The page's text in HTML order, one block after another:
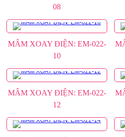
08
MÂM XOAY ĐIỆN: EM-022-
10
MÂM XOAY ĐIỆN: EM-022-
12